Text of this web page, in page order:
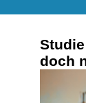
doch